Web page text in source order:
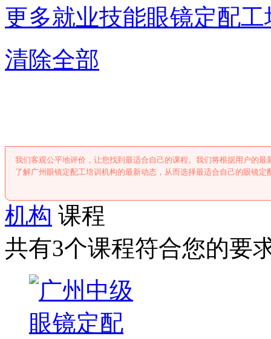
更多就业技能眼镜定配工
清除全部
我们客观公平地评价，让您找到最适合自己的课程。我们将根据用户的
了解广州眼镜定配工培训机构的最新动态，从而选择最适合自己的眼镜定
机构 课程
共有3个课程符合您的要